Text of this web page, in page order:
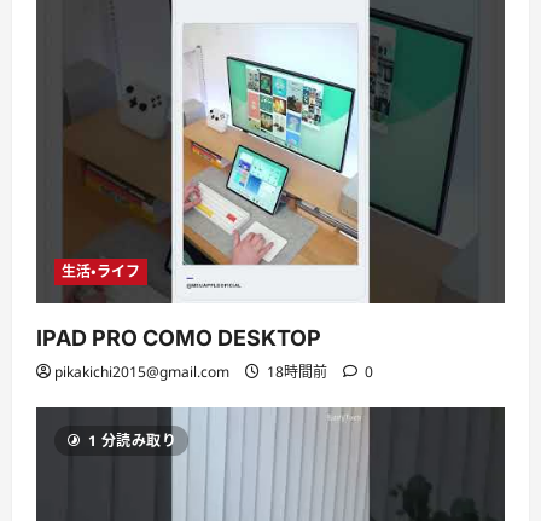
生活・ライフ
IPAD PRO COMO DESKTOP
pikakichi2015@gmail.com 18時間前 0
1 分読み取り